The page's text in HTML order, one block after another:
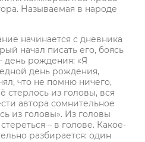
Называемая в народе
начинается с дневника
начал писать его, боясь
день рождения: «Я
день рождения,
что не помню ничего,
стерлось из головы, вся
автора сомнительное
из головы». Из головы
– в голове. Какое-
разбирается: один